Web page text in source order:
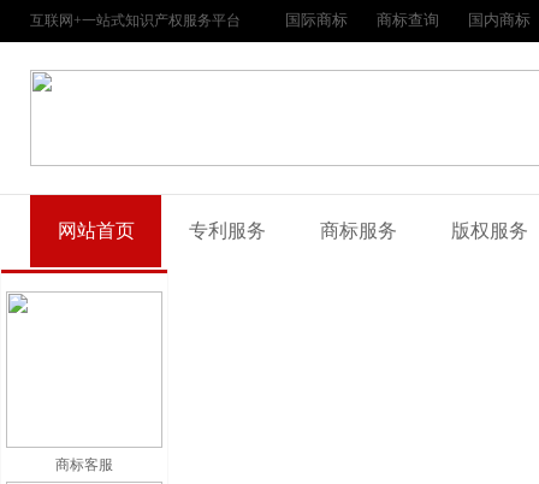
互联网+一站式知识产权服务平台 国际商标 商标查询 国内商标
网站首页 专利服务 商标服务 版权服务
商标客服